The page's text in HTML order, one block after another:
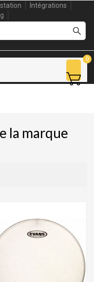
Intégrations
0
la marque